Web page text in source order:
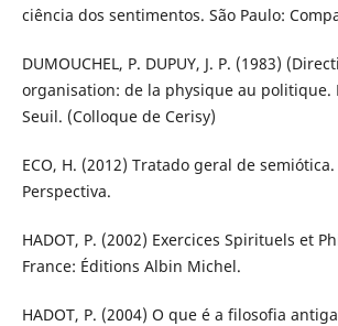
ciência dos sentimentos. São Paulo:
DUMOUCHEL, P. DUPUY, J. P. (1983)
organisation: de la physique au politique.
Seuil. (Colloque de Cerisy)
ECO, H. (2012) Tratado geral de semiótica.
Perspectiva.
HADOT, P. (2002) Exercices Spirituels et
France: Éditions Albin Michel.
HADOT, P. (2004) O que é a filosofia